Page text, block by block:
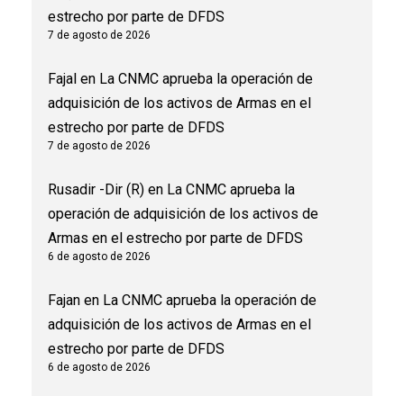
estrecho por parte de DFDS
7 de agosto de 2026
Fajal en La CNMC aprueba la operación de
adquisición de los activos de Armas en el
estrecho por parte de DFDS
7 de agosto de 2026
Rusadir -Dir (R) en La CNMC aprueba la
operación de adquisición de los activos de
Armas en el estrecho por parte de DFDS
6 de agosto de 2026
Fajan en La CNMC aprueba la operación de
adquisición de los activos de Armas en el
estrecho por parte de DFDS
6 de agosto de 2026